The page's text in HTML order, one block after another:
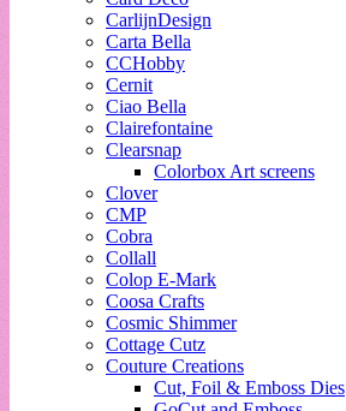
CarlijnDesign
Carta Bella
CCHobby
Cernit
Ciao Bella
Clairefontaine
Clearsnap
Colorbox Art screens
Clover
CMP
Cobra
Collall
Colop E-Mark
Coosa Crafts
Cosmic Shimmer
Cottage Cutz
Couture Creations
Cut, Foil & Emboss Dies